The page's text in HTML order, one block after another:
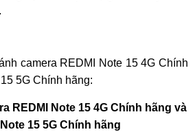
camera REDMI Note 15 4G Chính
5G Chính hãng:
REDMI Note 15 4G Chính hãng và
Note 15 5G Chính hãng